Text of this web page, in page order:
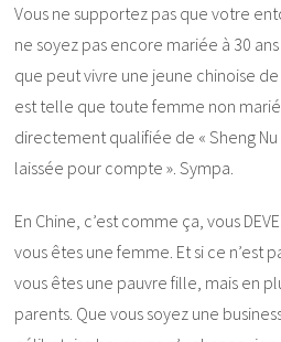
Vous ne supportez pas que votre
ne soyez pas encore mariée à 30
que peut vivre une jeune chinoise de
est telle que toute femme non
directement qualifiée de « Sheng Nu
laissée pour compte ». Sympa.
En Chine, c’est comme ça, vous
vous êtes une femme. Et si ce n’est
vous êtes une pauvre fille, mais en
parents. Que vous soyez une